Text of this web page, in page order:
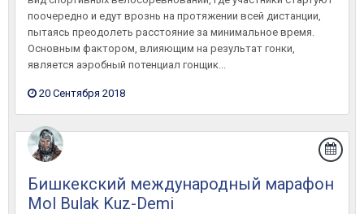
поочередно и едут врознь на протяжении всей дистанции,
пытаясь преодолеть расстояние за минимальное время.
Основным фактором, влияющим на результат гонки,
является аэробный потенциал гонщик...
20 Сентября 2018
Бишкекский международный марафон
Mol Bulak Kuz-Demi